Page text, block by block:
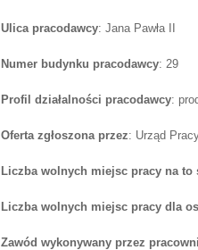
Ulica pracodawcy: Jana Pawła II
Numer budynku pracodawcy: 29
Profil działalności pracodawcy:
Oferta zgłoszona przez: Urząd
Liczba wolnych miejsc pracy na to
Liczba wolnych miejsc pracy dla
Zawód wykonywany przez